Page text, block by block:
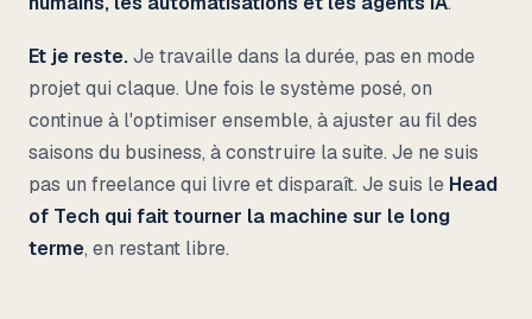
Et je reste.Je travaille dans la durée, pas en mode
projet qui claque. Une fois le système posé, on
continue à l'optimiser ensemble, à ajuster au fil des
saisons du business, à construire la suite. Je ne suis
pas un freelance qui livre et disparaît. Je suis le Head
of Tech qui fait tourner la machine sur le long
terme, en restant libre.